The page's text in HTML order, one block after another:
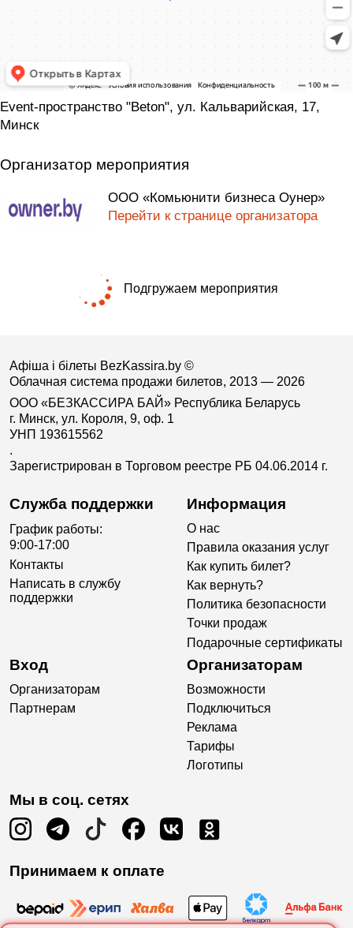
Event-пространство "Beton", ул. Кальварийская, 17,
Минск
Организатор мероприятия
ООО «Комьюнити бизнеса Оунер»
Перейти к странице организатора
Подгружаем мероприятия
Афіша і білеты BezKassira.by ©
Облачная система продажи билетов, 2013 — 2026
ООО «БЕЗКАССИРА БАЙ» Республика Беларусь
г. Минск, ул. Короля, 9, оф. 1
УНП 193615562
.
Зарегистрирован в Торговом реестре РБ 04.06.2014 г.
Служба поддержки
График работы:
9:00-17:00
Контакты
Написать в службу
поддержки
Информация
О нас
Правила оказания услуг
Как купить билет?
Как вернуть?
Политика безопасности
Точки продаж
Подарочные сертификаты
Вход
Организаторам
Партнерам
Организаторам
Возможности
Подключиться
Реклама
Тарифы
Логотипы
Мы в соц. сетях
Принимаем к оплате